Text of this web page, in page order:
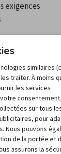
exigences
de-
La
et
issu
à la
similaires
traiter. À moins
les services
sur tous
pour
Nous pouvons
de la portée et
assurons la